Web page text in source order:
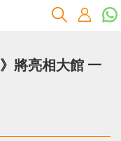
將亮相大館 一